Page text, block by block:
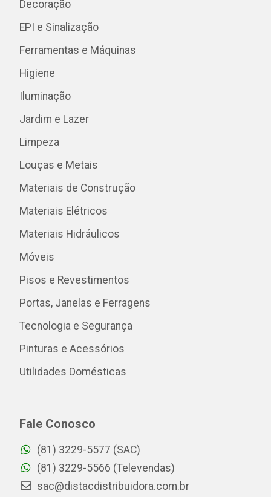
Decoração
EPI e Sinalização
Ferramentas e Máquinas
Higiene
Iluminação
Jardim e Lazer
Limpeza
Louças e Metais
Materiais de Construção
Materiais Elétricos
Materiais Hidráulicos
Móveis
Pisos e Revestimentos
Portas, Janelas e Ferragens
Tecnologia e Segurança
Pinturas e Acessórios
Utilidades Domésticas
Fale Conosco
(81) 3229-5577 (SAC)
(81) 3229-5566 (Televendas)
sac@distacdistribuidora.com.br